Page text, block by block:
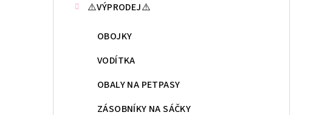
⚠️VÝPRODEJ⚠️
OBOJKY
VODÍTKA
OBALY NA PETPASY
ZÁSOBNÍKY NA SÁČKY